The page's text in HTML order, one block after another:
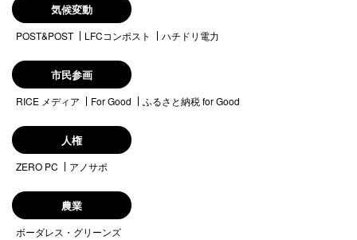
気候変動
POST&POST LFCコンポスト ハチドリ電力
市民参画
RICE メディア For Good ふるさと納税 for Good
人権
ZERO PC アノサポ
農業
ボーダレス・グリーンズ